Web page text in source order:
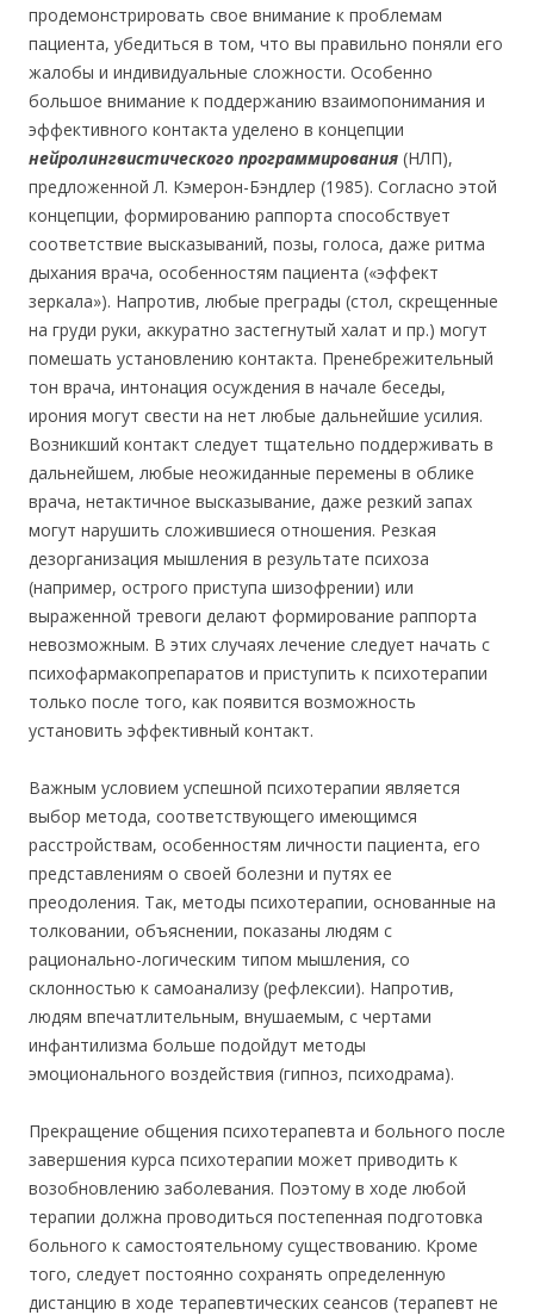
продемонстрировать свое внимание к проблемам
пациента, убедиться в том, что вы правильно поняли его
жалобы и индивидуальные сложности. Особенно
большое внимание к поддержанию взаимопонимания и
эффективного контакта уделено в концепции
нейролингвистического программирования (НЛП),
предложенной Л. Кэмерон-Бэндлер (1985). Согласно этой
концепции, формированию раппорта способствует
соответствие высказываний, позы, голоса, даже ритма
дыхания врача, особенностям пациента («эффект
зеркала»). Напротив, любые преграды (стол, скрещенные
на груди руки, аккуратно застегнутый халат и пр.) могут
помешать установлению контакта. Пренебрежительный
тон врача, интонация осуждения в начале беседы,
ирония могут свести на нет любые дальнейшие усилия.
Возникший контакт следует тщательно поддерживать в
дальнейшем, любые неожиданные перемены в облике
врача, нетактичное высказывание, даже резкий запах
могут нарушить сложившиеся отношения. Резкая
дезорганизация мышления в результате психоза
(например, острого приступа шизофрении) или
выраженной тревоги делают формирование раппорта
невозможным. В этих случаях лечение следует начать с
психофармакопрепаратов и приступить к психотерапии
только после того, как появится возможность
установить эффективный контакт.
Важным условием успешной психотерапии является
выбор метода, соответствующего имеющимся
расстройствам, особенностям личности пациента, его
представлениям о своей болезни и путях ее
преодоления. Так, методы психотерапии, основанные на
толковании, объяснении, показаны людям с
рационально-логическим типом мышления, со
склонностью к самоанализу (рефлексии). Напротив,
людям впечатлительным, внушаемым, с чертами
инфантилизма больше подойдут методы
эмоционального воздействия (гипноз, психодрама).
Прекращение общения психотерапевта и больного после
завершения курса психотерапии может приводить к
возобновлению заболевания. Поэтому в ходе любой
терапии должна проводиться постепенная подготовка
больного к самостоятельному существованию. Кроме
того, следует постоянно сохранять определенную
дистанцию в ходе терапевтических сеансов (терапевт не